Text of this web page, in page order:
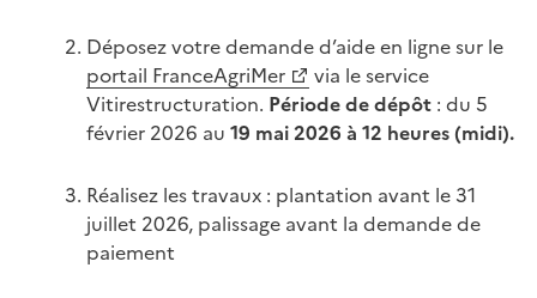
Déposez votre demande d’aide en ligne sur le
portail FranceAgriMer
via le service
Vitirestructuration. Période de dépôt : du 5
février 2026 au 19 mai 2026 à 12 heures (midi).
Réalisez les travaux : plantation avant le 31
juillet 2026, palissage avant la demande de
paiement